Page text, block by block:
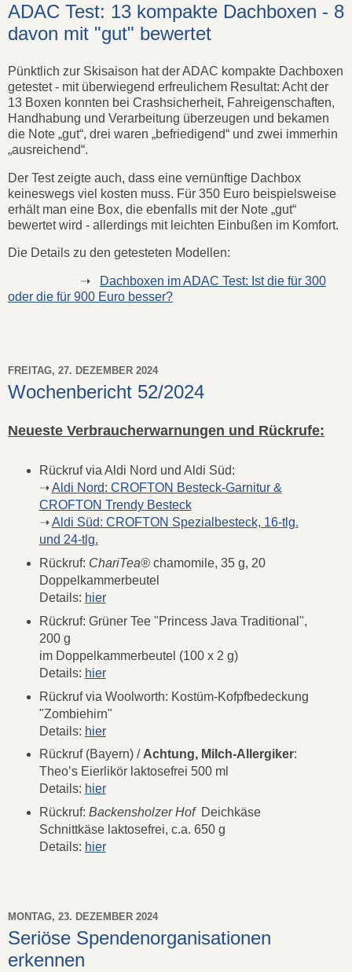
ADAC Test: 13 kompakte Dachboxen - 8
davon mit "gut" bewertet
Pünktlich zur Skisaison hat der ADAC kompakte Dachboxen
getestet - mit überwiegend erfreulichem Resultat: Acht der
13 Boxen konnten bei Crashsicherheit, Fahreigenschaften,
Handhabung und Verarbeitung überzeugen und bekamen
die Note „gut“, drei waren „befriedigend“ und zwei immerhin
„ausreichend“.
Der Test zeigte auch, dass eine vernünftige Dachbox
keineswegs viel kosten muss. Für 350 Euro beispielsweise
erhält man eine Box, die ebenfalls mit der Note „gut“
bewertet wird - allerdings mit leichten Einbußen im Komfort.
Die Details zu den getesteten Modellen:
➝
Dachboxen im ADAC Test: Ist die für 300
oder die für 900 Euro besser?
FREITAG, 27. DEZEMBER 2024
Wochenbericht 52/2024
Neueste Verbraucherwarnungen und Rückrufe:
Rückruf via Aldi Nord und Aldi Süd:
➝Aldi Nord: CROFTON Besteck-Garnitur &
CROFTON Trendy Besteck
➝Aldi Süd: CROFTON Spezialbesteck, 16-tlg.
und 24-tlg.
Rückruf: ChariTea®chamomile, 35 g, 20
Doppelkammerbeutel
Details: hier
Rückruf: Grüner Tee "Princess Java Traditional",
200 g
im Doppelkammerbeutel (100 x 2 g)
Details: hier
Rückruf via Woolworth: Kostüm-Kofpfbedeckung
"Zombiehirn"
Details: hier
Rückruf (Bayern) /Achtung, Milch-Allergiker:
Theo’s Eierlikör laktosefrei 500 ml
Details: hier
Rückruf: Backensholzer HofDeichkäse
Schnittkäse laktosefrei, c.a. 650 g
Details: hier
MONTAG, 23. DEZEMBER 2024
Seriöse Spendenorganisationen
erkennen